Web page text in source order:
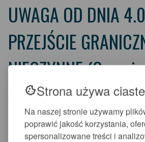
Strona używa
Na naszej stronie używamy
poprawić jakość korzystania,
spersonalizowane treści i
UWAGA OD DNIA
PRZEJŚCIE
NIECZYNNE
Mesto)
2017-08-31 11:44:39